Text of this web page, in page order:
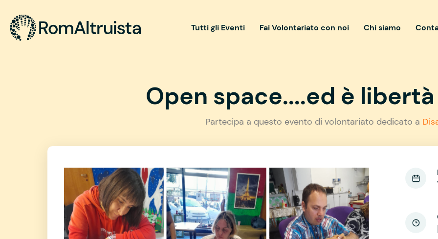
Tutti gli Eventi Fai Volontariato con noi Chi siamo
Open space....ed è
Partecipa a questo evento di volontariato dedicato a